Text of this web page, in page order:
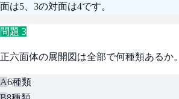
面は5、3の対面は4です。
問題 3
正六面体の展開図は全部で何種類あるか。
A6種類